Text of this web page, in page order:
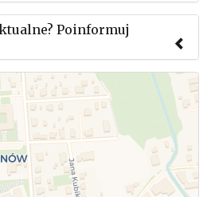
Poinformuj
aby przesłać informację o
mityngu.